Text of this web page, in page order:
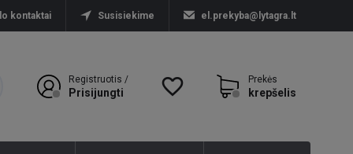
kontaktai Susisiekime el.prekyba@lytagra.lt
Prekės
krepšelis
favorite_border
Registruotis /
Prisijungti